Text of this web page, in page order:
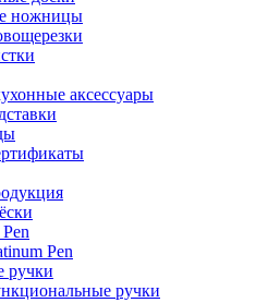
ножницы
аксессуары
Pen
ручки
ручки